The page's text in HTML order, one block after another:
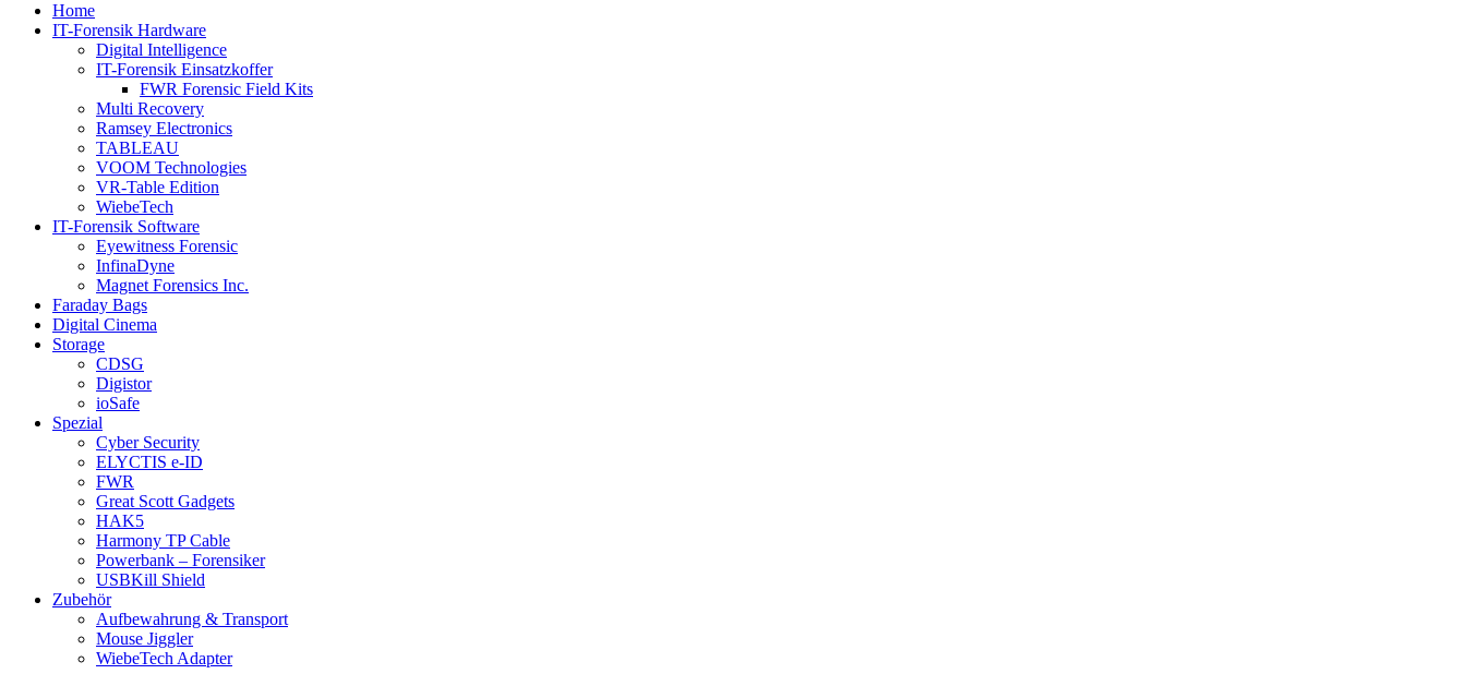
Home
IT-Forensik Hardware
Digital Intelligence
IT-Forensik Einsatzkoffer
FWR Forensic Field Kits
Multi Recovery
Ramsey Electronics
TABLEAU
VOOM Technologies
VR-Table Edition
WiebeTech
IT-Forensik Software
Eyewitness Forensic
InfinaDyne
Magnet Forensics Inc.
Faraday Bags
Digital Cinema
Storage
CDSG
Digistor
ioSafe
Spezial
Cyber Security
ELYCTIS e-ID
FWR
Great Scott Gadgets
HAK5
Harmony TP Cable
Powerbank – Forensiker
USBKill Shield
Zubehör
Aufbewahrung & Transport
Mouse Jiggler
WiebeTech Adapter